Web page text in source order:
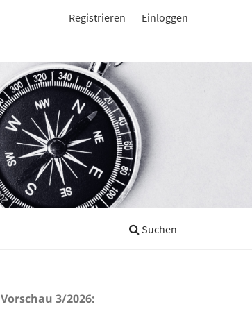
Suchen
Registrieren Einloggen
Vorschau 3/2026: